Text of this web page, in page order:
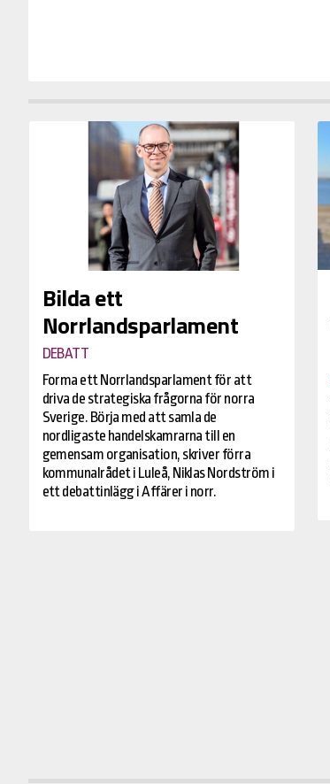
Bilda ett
Norrlandsparlament
DEBATT
Forma ett Norrlandsparlament för att
driva de strategiska frågorna för norra
Sverige. Börja med att samla de
nordligaste handelskamrarna till en
gemensam organisation, skriver förra
kommunalrådet i Luleå, Niklas Nordström i
ett debattinlägg i Affärer i norr.